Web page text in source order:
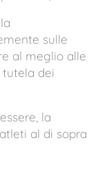
sulle
al meglio alle
dei
la
al di sopra